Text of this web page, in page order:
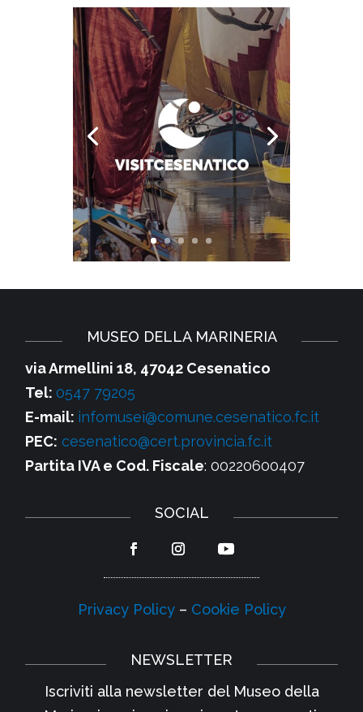
MUSEO DELLA MARINERIA
via Armellini 18, 47042 Cesenatico
Tel:0547 79205
E-mail: infomusei@comune.cesenatico.fc.it
PEC: cesenatico@cert.provincia.fc.it
Partita IVA e Cod. Fiscale: 00220600407
SOCIAL
Privacy Policy– Cookie Policy
NEWSLETTER
Iscriviti alla newsletter del Museo della